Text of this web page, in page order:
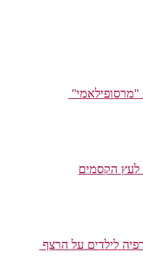
הקסמים
לילדים על הרצף